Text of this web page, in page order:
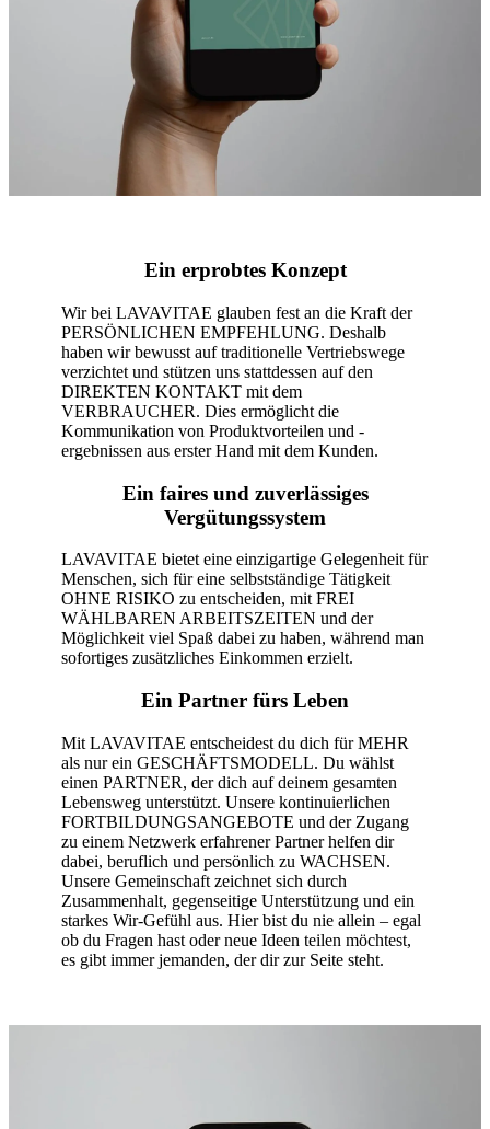
Ein erprobtes Konzept
Wir bei LAVAVITAE glauben fest an die Kraft der
PERSÖNLICHEN EMPFEHLUNG. Deshalb
haben wir bewusst auf traditionelle Vertriebswege
verzichtet und stützen uns stattdessen auf den
DIREKTEN KONTAKT mit dem
VERBRAUCHER. Dies ermöglicht die
Kommunikation von Produktvorteilen und -
ergebnissen aus erster Hand mit dem Kunden.
Ein faires und zuverlässiges
Vergütungssystem
LAVAVITAE bietet eine einzigartige Gelegenheit für
Menschen, sich für eine selbstständige Tätigkeit
OHNE RISIKO zu entscheiden, mit FREI
WÄHLBAREN ARBEITSZEITEN und der
Möglichkeit viel Spaß dabei zu haben, während man
sofortiges zusätzliches Einkommen erzielt.
Ein Partner fürs Leben
Mit LAVAVITAE entscheidest du dich für MEHR
als nur ein GESCHÄFTSMODELL. Du wählst
einen PARTNER, der dich auf deinem gesamten
Lebensweg unterstützt. Unsere kontinuierlichen
FORTBILDUNGSANGEBOTE und der Zugang
zu einem Netzwerk erfahrener Partner helfen dir
dabei, beruflich und persönlich zu WACHSEN.
Unsere Gemeinschaft zeichnet sich durch
Zusammenhalt, gegenseitige Unterstützung und ein
starkes Wir-Gefühl aus. Hier bist du nie allein – egal
ob du Fragen hast oder neue Ideen teilen möchtest,
es gibt immer jemanden, der dir zur Seite steht.